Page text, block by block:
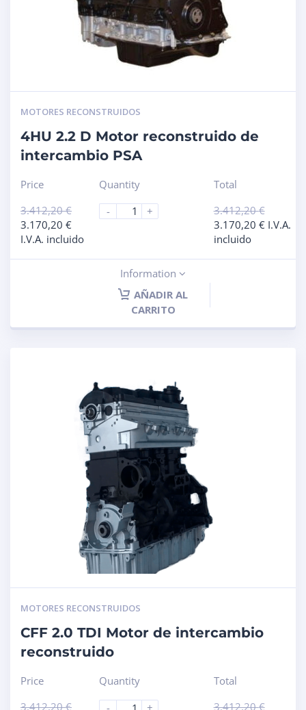
MOTORES RECONSTRUIDOS
4HU 2.2 D Motor reconstruido de
intercambio PSA
Price
3.412,20€
3.170,20 €
I.V.A. incluido
Quantity
-
+
Total
3.412,20€
3.170,20 € I.V.A.
incluido
Information
AÑADIR AL
CARRITO
MOTORES RECONSTRUIDOS
CFF 2.0 TDI Motor de intercambio
reconstruido
Price
3.412,20€
Quantity
Total
3.412,20€